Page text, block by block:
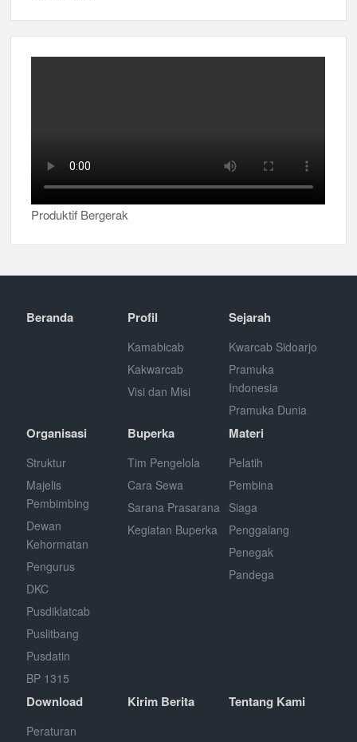
Produktif Bergerak
Beranda Profil
Kamabicab
Kakwarcab
Visi dan Misi
Sejarah
Kwarcab Sidoarjo
Pramuka
Indonesia
Pramuka Dunia
Organisasi
Struktur
Majelis
Pembimbing
Dewan
Kehormatan
Pengurus
DKC
Pusdiklatcab
Puslitbang
Pusdatin
BP 1315
Buperka
Tim Pengelola
Cara Sewa
Sarana Prasarana
Kegiatan Buperka
Materi
Pelatih
Pembina
Siaga
Penggalang
Penegak
Pandega
Download
Peraturan
Kirim Berita Tentang Kami